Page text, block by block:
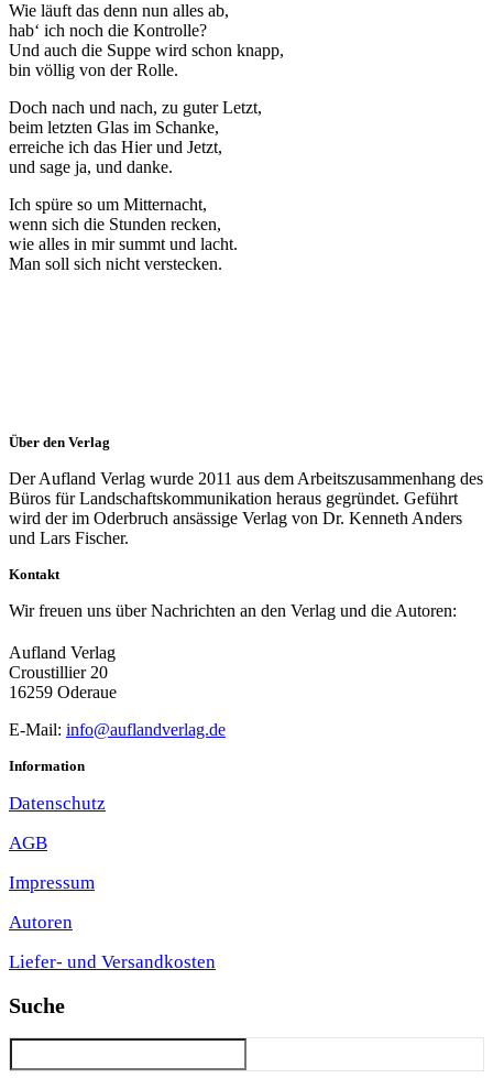
Wie läuft das denn nun alles ab,
hab‘ ich noch die Kontrolle?
Und auch die Suppe wird schon knapp,
bin völlig von der Rolle.
Doch nach und nach, zu guter Letzt,
beim letzten Glas im Schanke,
erreiche ich das Hier und Jetzt,
und sage ja, und danke.
Ich spüre so um Mitternacht,
wenn sich die Stunden recken,
wie alles in mir summt und lacht.
Man soll sich nicht verstecken.
Über den Verlag
Der Aufland Verlag wurde 2011 aus dem Arbeitszusammenhang des
Büros für Landschaftskommunikation heraus gegründet. Geführt
wird der im Oderbruch ansässige Verlag von Dr. Kenneth Anders
und Lars Fischer.
Kontakt
Wir freuen uns über Nachrichten an den Verlag und die Autoren:
Aufland Verlag
Croustillier 20
16259 Oderaue
E-Mail: info@auflandverlag.de
Information
Datenschutz
AGB
Impressum
Autoren
Liefer- und Versandkosten
Suche
Suchen